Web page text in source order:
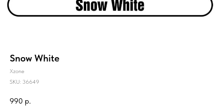
Snow White
Xzone
SKU: 36649
990 р.